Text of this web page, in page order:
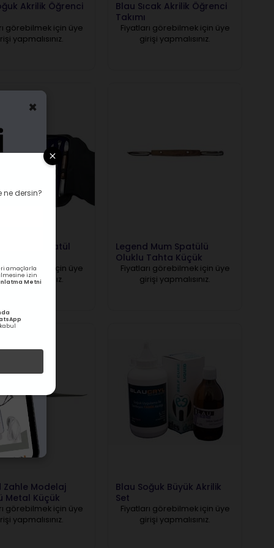
Akrilik Öğrenci
görebilmek için üye
yapmalısınız.
Blau Sıcak Akrilik Öğrenci
Takımı
Fiyatları görebilmek için üye
girişi yapmalısınız.
Modelaj Spatül
görebilmek için üye
yapmalısınız.
Legend Mum Spatülü
Oluklu Tahta Küçük
Fiyatları görebilmek için üye
girişi yapmalısınız.
Zahle Modelaj
Metal Küçük
görebilmek için üye
yapmalısınız.
Blau Soğuk Büyük Akrilik
Set
Fiyatları görebilmek için üye
girişi yapmalısınız.
×
ne dersin?
amaçlarla
izin
Metni
kabul